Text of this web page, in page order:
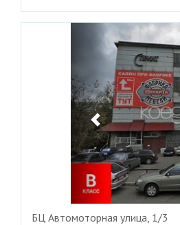
Previous
БЦ Автомоторная улица, 1/3